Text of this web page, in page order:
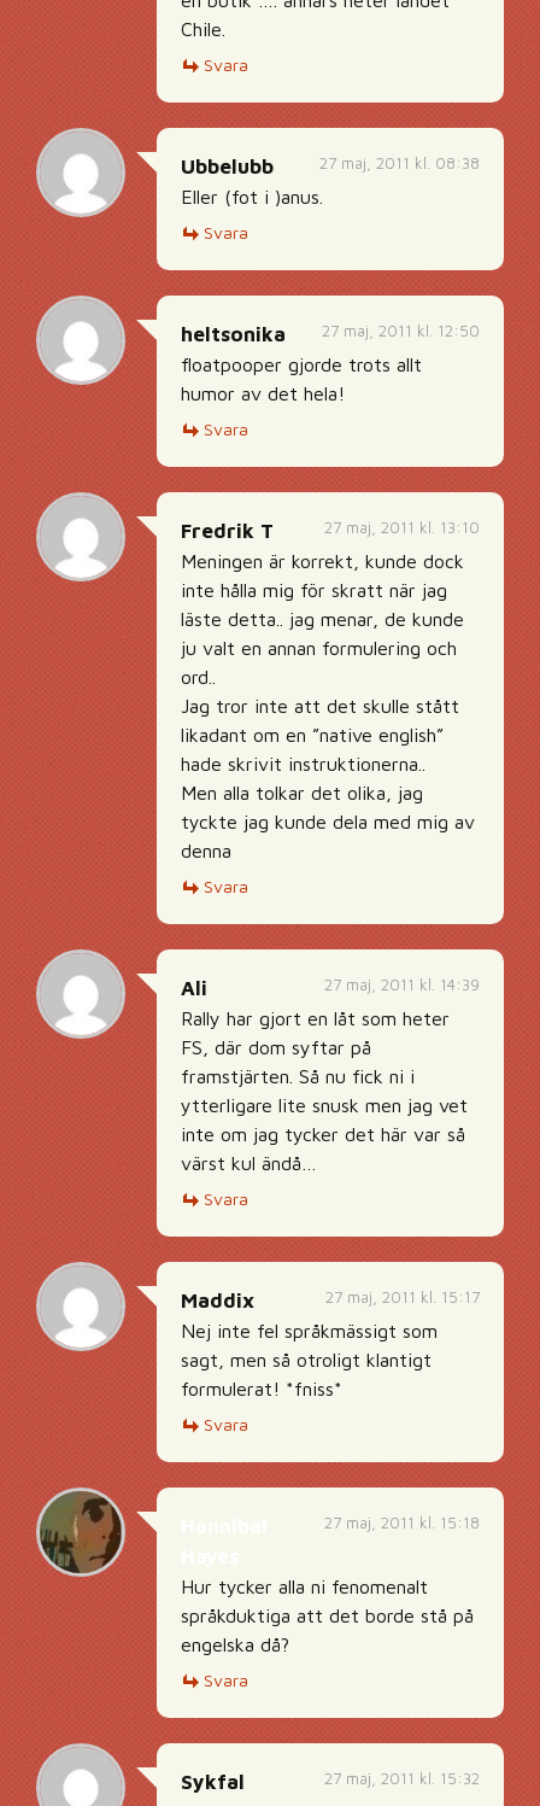
Chile.
Svara
27 maj, 2011 kl. 08:38
Ubbelubb
Eller (fot i )anus.
Svara
27 maj, 2011 kl. 12:50
heltsonika
floatpooper gjorde trots allt
humor av det hela!
Svara
27 maj, 2011 kl. 13:10
Fredrik T
Meningen är korrekt, kunde dock
inte hålla mig för skratt när jag
läste detta.. jag menar, de kunde
ju valt en annan formulering och
ord..
Jag tror inte att det skulle stått
likadant om en ”native english”
hade skrivit instruktionerna..
Men alla tolkar det olika, jag
tyckte jag kunde dela med mig av
denna
Svara
27 maj, 2011 kl. 14:39
Ali
Rally har gjort en låt som heter
FS, där dom syftar på
framstjärten. Så nu fick ni i
ytterligare lite snusk men jag vet
inte om jag tycker det här var så
värst kul ändå…
Svara
27 maj, 2011 kl. 15:17
Maddix
Nej inte fel språkmässigt som
sagt, men så otroligt klantigt
formulerat! *fniss*
Svara
27 maj, 2011 kl. 15:18
Hur tycker alla ni fenomenalt
språkduktiga att det borde stå på
engelska då?
Svara
27 maj, 2011 kl. 15:32
Sykfal